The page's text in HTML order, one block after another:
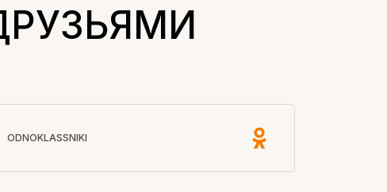
ODNOKLASSNIKI